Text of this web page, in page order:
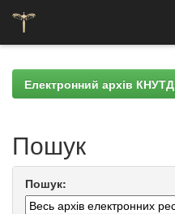
navigationЕлектронний архів КНУТД
Пошук
Пошук: